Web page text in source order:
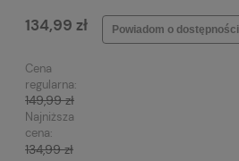
134,99 zł
Cena
regularna:
149,99 zł
Najniższa
cena:
134,99 zł
Powiadom o dostępności